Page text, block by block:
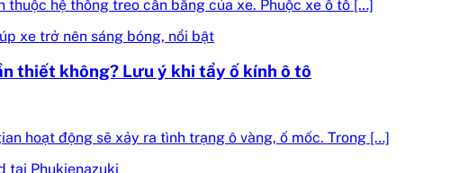
thuộc hệ thống treo cân bằng của xe. Phuộc xe ô tô […]
thiết không? Lưu ý khi tẩy ố kính ô tô
hoạt động sẽ xảy ra tình trạng ô vàng, ố mốc. Trong […]